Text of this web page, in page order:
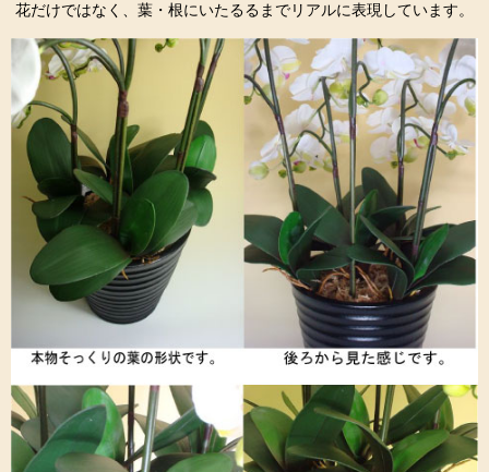
花だけではなく、葉・根にいたるるまでリアルに表現しています。